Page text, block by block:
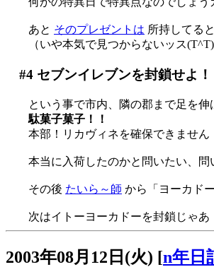
あと そのプレゼントは 所持してる
（いや本気で見つからないッス(T^T)
#4セブンイレブンを封鎖せよ！
という事で市内、隣の郡まで足を伸
駄菓子菓子！！
本部！リカヴィネを確保できませ
本当に入荷したのかと問いたい、問
その後 たいら～師 から「ヨーカド
次はイトーヨーカドーを封鎖じゃあ
2003年08月12日(火) [n年日